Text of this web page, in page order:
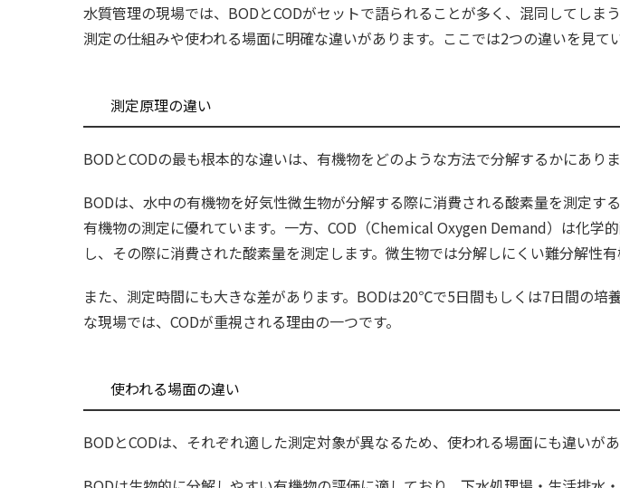
水質管理の現場では、BODとCODがセットで語られることが多く、混同してしま
測定の仕組みや使われる場面に明確な違いがあります。ここでは2つの違いを見て
測定原理の違い
BODとCODの最も根本的な違いは、有機物をどのような方法で分解するかにありま
BODは、水中の有機物を好気性微生物が分解する際に消費される酸素量を測定
有機物の測定に優れています。一方、COD（Chemical Oxygen Demand）は化
し、その際に消費された酸素量を測定します。微生物では分解しにくい難分解性
また、測定時間にも大きな差があります。BODは20℃で5日間もしくは7日間の
な現場では、CODが重視される理由の一つです。
使われる場面の違い
BODとCODは、それぞれ適した測定対象が異なるため、使われる場面にも違いがあ